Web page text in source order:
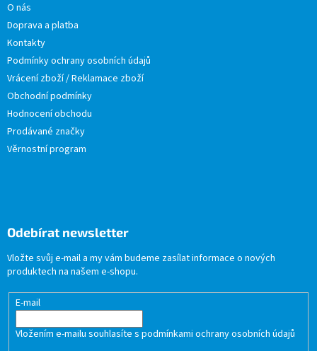
O nás
Doprava a platba
Kontakty
Podmínky ochrany osobních údajů
Vrácení zboží / Reklamace zboží
Obchodní podmínky
Hodnocení obchodu
Prodávané značky
Věrnostní program
Odebírat newsletter
Vložte svůj e-mail a my vám budeme zasílat informace o nových
produktech na našem e-shopu.
E-mail
Vložením e-mailu souhlasíte s podmínkami ochrany osobních údajů